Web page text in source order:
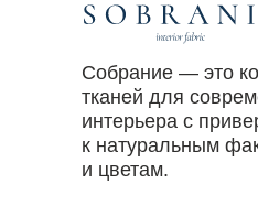
Собрание — это
тканей для
интерьера с
к натуральным
и цветам.